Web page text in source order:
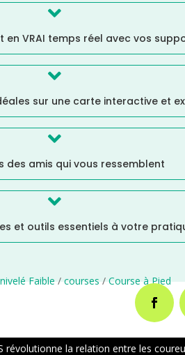

en VRAI temps réel avec vos

sur une carte interactive et

des amis qui vous ressemblent

et outils essentiels à votre
Faible/courses/Course à Pied
révolutionne la relation entre les